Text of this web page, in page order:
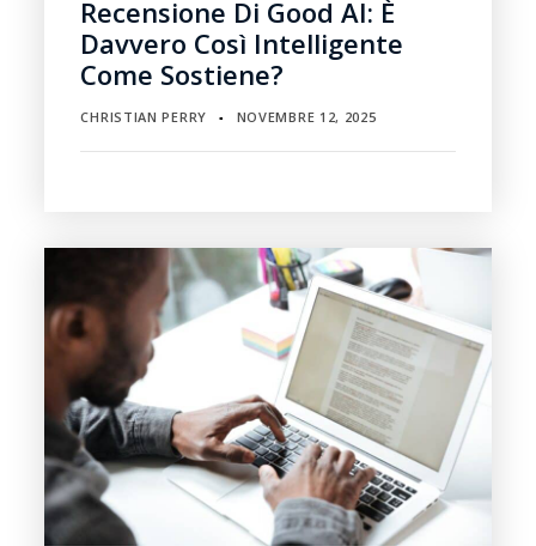
Recensione Di Good AI: È
Davvero Così Intelligente
Come Sostiene?
CHRISTIAN PERRY ▪ NOVEMBRE 12, 2025